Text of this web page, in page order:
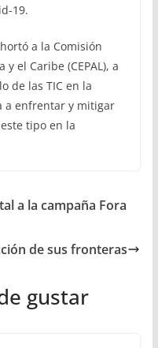
19.
a la Comisión
el Caribe (CEPAL), a
de las TIC en la
a enfrentar y mitigar
tipo en la
a la campaña Fora
de sus fronteras
gustar